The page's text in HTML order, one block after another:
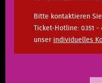
Bitte kontaktieren
Ticket-Hotline: 0351
unser individuelles